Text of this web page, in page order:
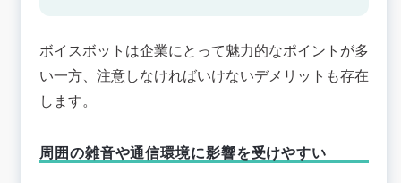
ボイスボットは企業にとって魅力的なポイントが多
い一方、注意しなければいけないデメリットも存在
します。
周囲の雑音や通信環境に影響を受けやすい